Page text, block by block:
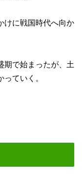
けに戦国時代へ向か
で始まったが、土
ていく。